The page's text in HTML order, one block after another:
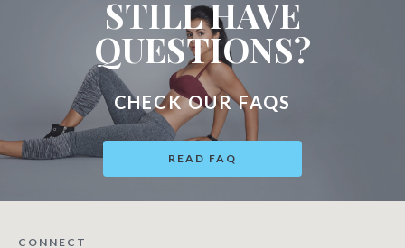
STILL HAVE
QUESTIONS?
CHECK OUR FAQS
READ FAQ
CONNECT